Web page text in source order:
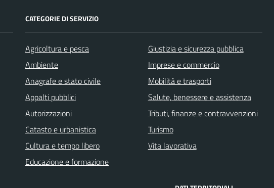
CATEGORIE DI SERVIZIO
Agricoltura e pesca
Ambiente
Anagrafe e stato civile
Appalti pubblici
Autorizzazioni
Catasto e urbanistica
Cultura e tempo libero
Educazione e formazione
Giustizia e sicurezza pubblica
Imprese e commercio
Mobilità e trasporti
Salute, benessere e assistenza
Tributi, finanze e contravvenzioni
Turismo
Vita lavorativa